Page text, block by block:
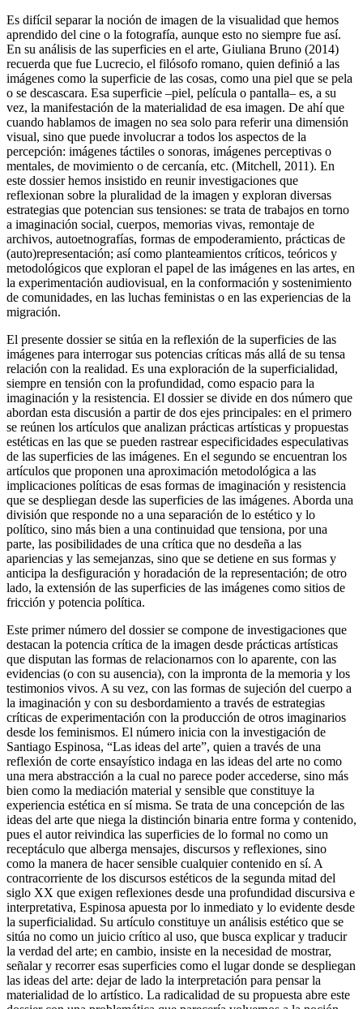
Es difícil separar la noción de imagen de la visualidad que hemos
aprendido del cine o la fotografía, aunque esto no siempre fue así.
En su análisis de las superficies en el arte, Giuliana Bruno (2014)
recuerda que fue Lucrecio, el filósofo romano, quien definió a las
imágenes como la superficie de las cosas, como una piel que se pela
o se descascara. Esa superficie –piel, película o pantalla– es, a su
vez, la manifestación de la materialidad de esa imagen. De ahí que
cuando hablamos de imagen no sea solo para referir una dimensión
visual, sino que puede involucrar a todos los aspectos de la
percepción: imágenes táctiles o sonoras, imágenes perceptivas o
mentales, de movimiento o de cercanía, etc. (Mitchell, 2011). En
este dossier hemos insistido en reunir investigaciones que
reflexionan sobre la pluralidad de la imagen y exploran diversas
estrategias que potencian sus tensiones: se trata de trabajos en torno
a imaginación social, cuerpos, memorias vivas, remontaje de
archivos, autoetnografías, formas de empoderamiento, prácticas de
(auto)representación; así como planteamientos críticos, teóricos y
metodológicos que exploran el papel de las imágenes en las artes, en
la experimentación audiovisual, en la conformación y sostenimiento
de comunidades, en las luchas feministas o en las experiencias de la
migración.
El presente dossier se sitúa en la reflexión de la superficies de las
imágenes para interrogar sus potencias críticas más allá de su tensa
relación con la realidad. Es una exploración de la superficialidad,
siempre en tensión con la profundidad, como espacio para la
imaginación y la resistencia. El dossier se divide en dos número que
abordan esta discusión a partir de dos ejes principales: en el primero
se reúnen los artículos que analizan prácticas artísticas y propuestas
estéticas en las que se pueden rastrear especificidades especulativas
de las superficies de las imágenes. En el segundo se encuentran los
artículos que proponen una aproximación metodológica a las
implicaciones políticas de esas formas de imaginación y resistencia
que se despliegan desde las superficies de las imágenes. Aborda una
división que responde no a una separación de lo estético y lo
político, sino más bien a una continuidad que tensiona, por una
parte, las posibilidades de una crítica que no desdeña a las
apariencias y las semejanzas, sino que se detiene en sus formas y
anticipa la desfiguración y horadación de la representación; de otro
lado, la extensión de las superficies de las imágenes como sitios de
fricción y potencia política.
Este primer número del dossier se compone de investigaciones que
destacan la potencia crítica de la imagen desde prácticas artísticas
que disputan las formas de relacionarnos con lo aparente, con las
evidencias (o con su ausencia), con la impronta de la memoria y los
testimonios vivos. A su vez, con las formas de sujeción del cuerpo a
la imaginación y con su desbordamiento a través de estrategias
críticas de experimentación con la producción de otros imaginarios
desde los feminismos. El número inicia con la investigación de
Santiago Espinosa, “Las ideas del arte”, quien a través de una
reflexión de corte ensayístico indaga en las ideas del arte no como
una mera abstracción a la cual no parece poder accederse, sino más
bien como la mediación material y sensible que constituye la
experiencia estética en sí misma. Se trata de una concepción de las
ideas del arte que niega la distinción binaria entre forma y contenido,
pues el autor reivindica las superficies de lo formal no como un
receptáculo que alberga mensajes, discursos y reflexiones, sino
como la manera de hacer sensible cualquier contenido en sí. A
contracorriente de los discursos estéticos de la segunda mitad del
siglo XX que exigen reflexiones desde una profundidad discursiva e
interpretativa, Espinosa apuesta por lo inmediato y lo evidente desde
la superficialidad. Su artículo constituye un análisis estético que se
sitúa no como un juicio crítico al uso, que busca explicar y traducir
la verdad del arte; en cambio, insiste en la necesidad de mostrar,
señalar y recorrer esas superficies como el lugar donde se despliegan
las ideas del arte: dejar de lado la interpretación para pensar la
materialidad de lo artístico. La radicalidad de su propuesta abre este